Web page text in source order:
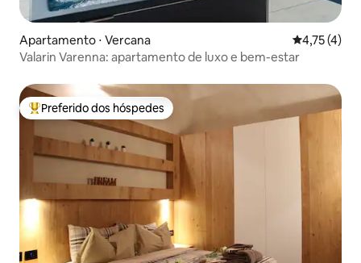
Apartamento ⋅ Vercana 4,75 de
4,75 (4)
Valarin Varenna: apartamento de luxo e bem-estar
Entre os melhores preferidos dos hóspedes
Preferido dos hóspedes